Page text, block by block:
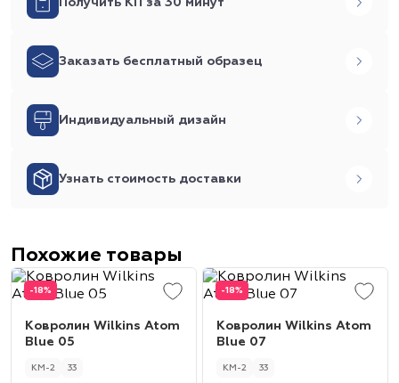
Получить КП за 30 минут
Заказать бесплатный образец
Индивидуальный дизайн
Узнать стоимость доставки
Похожие товары
-18%
Ковролин Wilkins Atom
Blue 05
КМ-2 33
-18%
Ковролин Wilkins Atom
Blue 07
КМ-2 33